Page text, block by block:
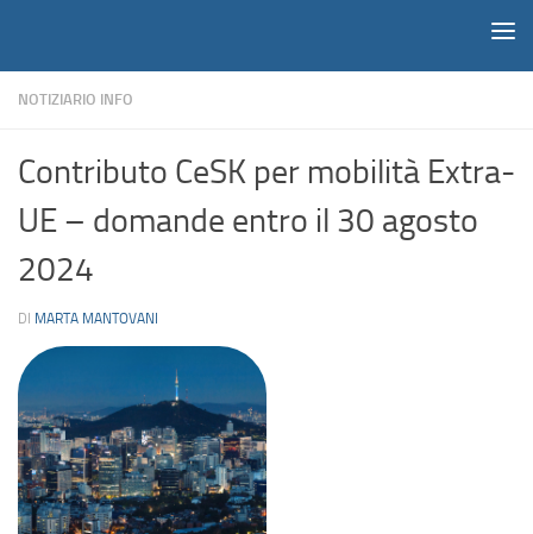
NOTIZIARIO INFO
Contributo CeSK per mobilità Extra-
UE – domande entro il 30 agosto
2024
DI MARTA MANTOVANI